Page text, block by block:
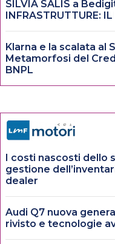
SILVIA SALIS a
INFRASTRUTTURE:
Klarna e la scalata al
Metamorfosi del
BNPL
I costi nascosti dello
gestione
dealer
Audi Q7 nuova
rivisto e tecnologie